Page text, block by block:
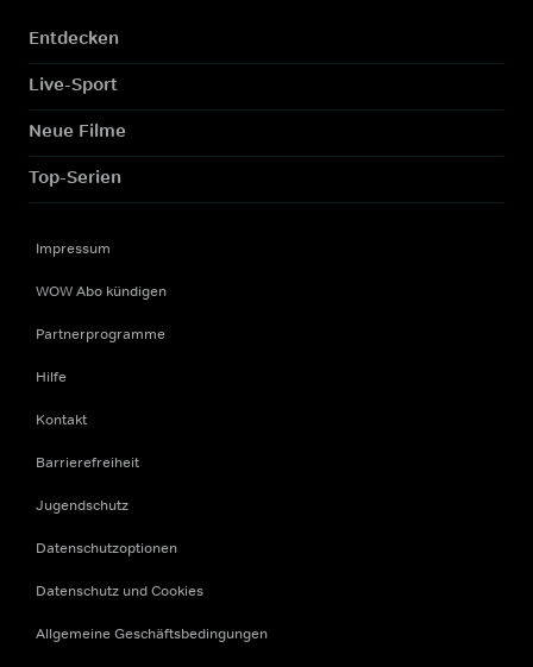
Entdecken
Live-Sport
Neue Filme
Top-Serien
Impressum
WOW Abo kündigen
Partnerprogramme
Hilfe
Kontakt
Barrierefreiheit
Jugendschutz
Datenschutzoptionen
Datenschutz und Cookies
Allgemeine Geschäftsbedingungen